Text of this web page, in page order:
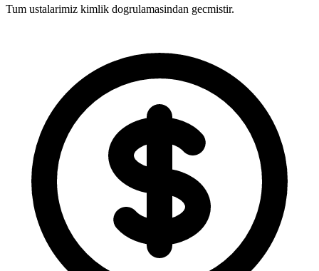
Tum ustalarimiz kimlik dogrulamasindan gecmistir.